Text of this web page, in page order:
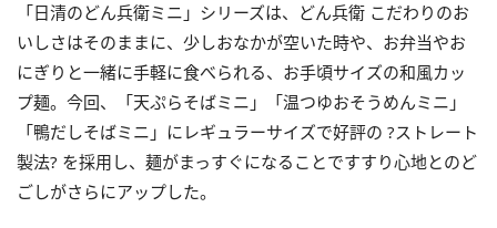
「日清のどん兵衛ミニ」シリーズは、どん兵衛 こだわりのお
いしさはそのままに、少しおなかが空いた時や、お弁当やお
にぎりと一緒に手軽に食べられる、お手頃サイズの和風カッ
プ麺。今回、「天ぷらそばミニ」「温つゆおそうめんミニ」
「鴨だしそばミニ」にレギュラーサイズで好評の ?ストレート
製法? を採用し、麺がまっすぐになることですすり心地とのど
ごしがさらにアップした。